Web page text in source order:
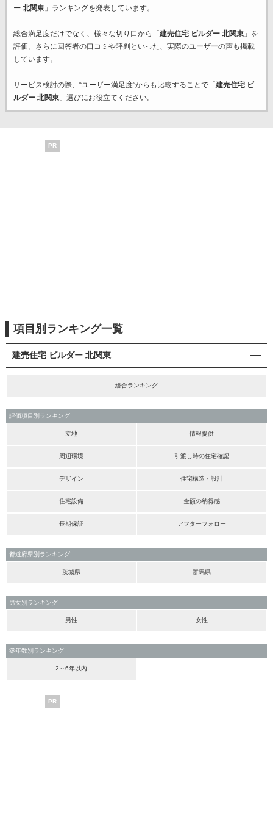
ー 北関東」ランキングを発表しています。
総合満足度だけでなく、様々な切り口から「 建売住宅 ビルダー 北関東」を
評価。さらに回答者の口コミや評判といった、実際のユーザーの声も掲載
しています。
サービス検討の際、“ユーザー満足度”からも比較することで「 建売住宅 ビ
ルダー 北関東」選びにお役立てください。
PR
項目別ランキング一覧
建売住宅 ビルダー 北関東
総合ランキング
評価項目別ランキング
立地 情報提供
周辺環境 引渡し時の住宅確認
デザイン 住宅構造・設計
住宅設備 金額の納得感
長期保証 アフターフォロー
都道府県別ランキング
茨城県 群馬県
男女別ランキング
男性 女性
築年数別ランキング
2～6年以内
PR